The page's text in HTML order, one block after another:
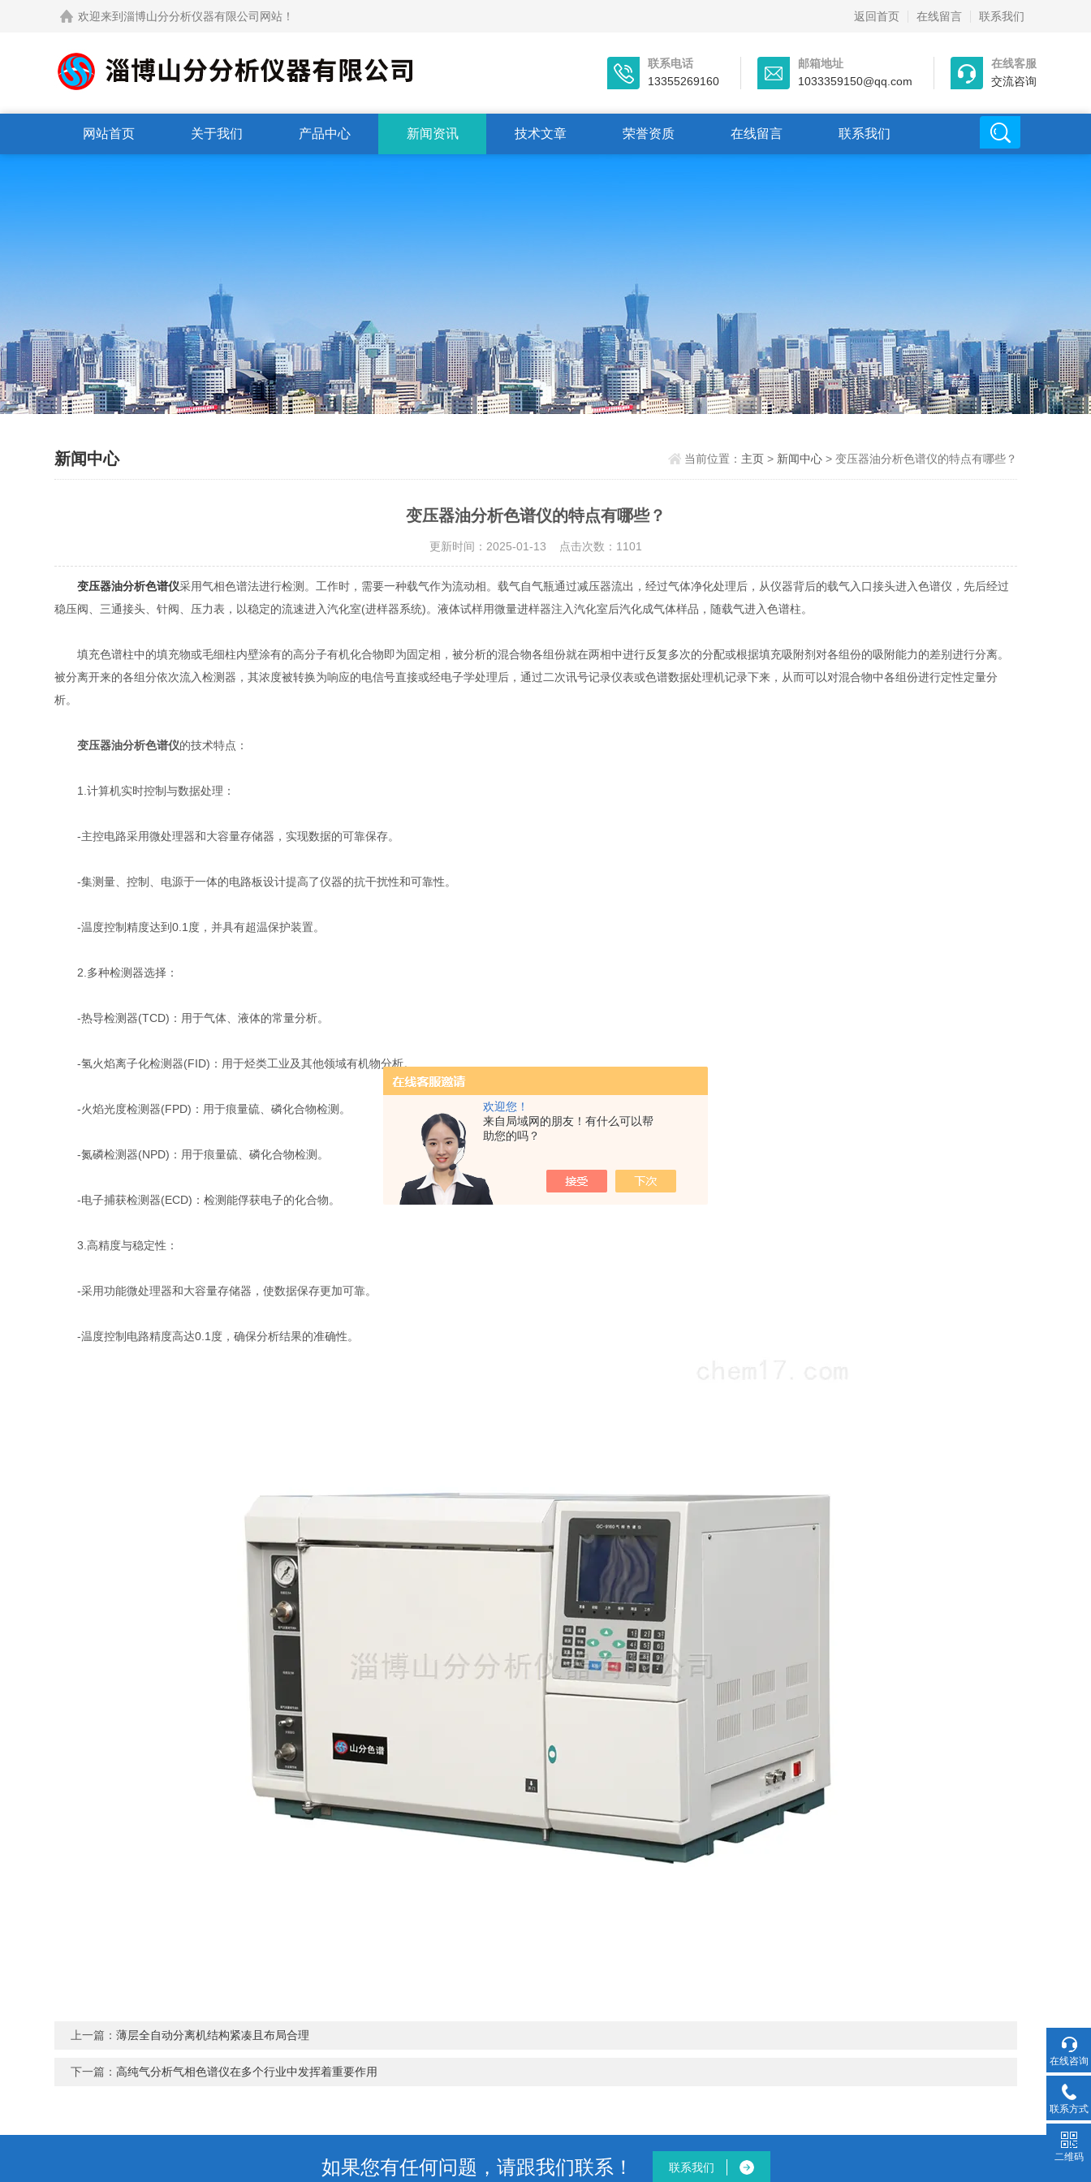
欢迎您！
来自局域网的朋友！有什么可以帮
助您的吗？
欢迎来到淄博山分分析仪器有限公司网站！ 返回首页 在线留言 联系我们
联系电话
13355269160
邮箱地址
1033359150@qq.com
在线客服
交流咨询
网站首页 关于我们 产品中心 新闻资讯 技术文章 荣誉资质 在线留言 联系我们
新闻中心 当前位置： 主页> 新闻中心> 变压器油分析色谱仪的特点有哪些？
变压器油分析色谱仪的特点有哪些？
更新时间：2025-01-13 点击次数：1101
变压器油分析色谱仪采用气相色谱法进行检测。工作时，需要一种载气作为流动相。载气自气瓶通过减压器流出，经过气体净化处理后，从仪器背后的载气入口接头进入色谱仪，先后经过
稳压阀、三通接头、针阀、压力表，以稳定的流速进入汽化室(进样器系统)。液体试样用微量进样器注入汽化室后汽化成气体样品，随载气进入色谱柱。
填充色谱柱中的填充物或毛细柱内壁涂有的高分子有机化合物即为固定相，被分析的混合物各组份就在两相中进行反复多次的分配或根据填充吸附剂对各组份的吸附能力的差别进行分离。
被分离开来的各组分依次流入检测器，其浓度被转换为响应的电信号直接或经电子学处理后，通过二次讯号记录仪表或色谱数据处理机记录下来，从而可以对混合物中各组份进行定性定量分
析。
变压器油分析色谱仪的技术特点：
1.计算机实时控制与数据处理：
-主控电路采用微处理器和大容量存储器，实现数据的可靠保存。
-集测量、控制、电源于一体的电路板设计提高了仪器的抗干扰性和可靠性。
-温度控制精度达到0.1度，并具有超温保护装置。
2.多种检测器选择：
-热导检测器(TCD)：用于气体、液体的常量分析。
-氢火焰离子化检测器(FID)：用于烃类工业及其他领域有机物分析。
-火焰光度检测器(FPD)：用于痕量硫、磷化合物检测。
-氮磷检测器(NPD)：用于痕量硫、磷化合物检测。
-电子捕获检测器(ECD)：检测能俘获电子的化合物。
3.高精度与稳定性：
-采用功能微处理器和大容量存储器，使数据保存更加可靠。
-温度控制电路精度高达0.1度，确保分析结果的准确性。
上一篇：薄层全自动分离机结构紧凑且布局合理
下一篇：高纯气分析气相色谱仪在多个行业中发挥着重要作用
如果您有任何问题，请跟我们联系！ 联系我们
在线咨询
联系方式
二维码